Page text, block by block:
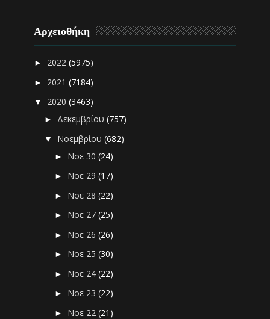
Αρχειοθήκη
► 2022(5975)
► 2021(7184)
▼ 2020(3463)
► Δεκεμβρίου(757)
▼ Νοεμβρίου(682)
► Νοε 30(24)
► Νοε 29(17)
► Νοε 28(22)
► Νοε 27(25)
► Νοε 26(26)
► Νοε 25(30)
► Νοε 24(22)
► Νοε 23(22)
► Νοε 22(21)